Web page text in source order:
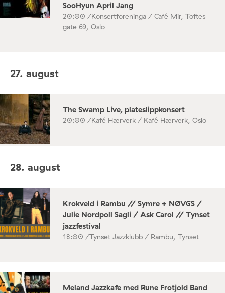
SooHyun April Jang
20:00 /Konsertforeninga / Café Mir, Toftes
gate 69, Oslo
27. august
The Swamp Live, plateslippkonsert
20:00 /Kafé Hærverk / Kafé Hærverk, Oslo
28. august
Krokveld i Rambu // Symre + NØVGS /
Julie Nordpoll Sagli / Ask Carol // Tynset
jazzfestival
18:00 /Tynset Jazzklubb / Rambu, Tynset
Meland Jazzkafe med Rune Frotjold Band